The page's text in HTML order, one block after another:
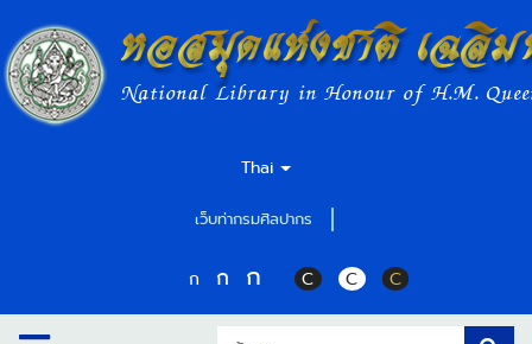
หอสมุดแห่งชาติ เฉลิ
National Library in Honour of H.M.
Thai
เว็บท่ากรมศิลปากร
ก ก ก C C C